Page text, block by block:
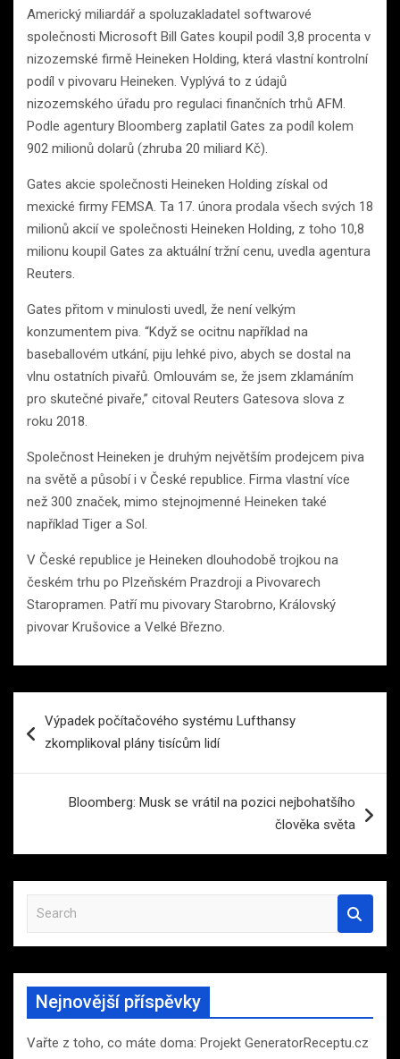
Americký miliardář a spoluzakladatel softwarové
společnosti Microsoft Bill Gates koupil podíl 3,8 procenta v
nizozemské firmě Heineken Holding, která vlastní kontrolní
podíl v pivovaru Heineken. Vyplývá to z údajů
nizozemského úřadu pro regulaci finančních trhů AFM.
Podle agentury Bloomberg zaplatil Gates za podíl kolem
902 milionů dolarů (zhruba 20 miliard Kč).
Gates akcie společnosti Heineken Holding získal od
mexické firmy FEMSA. Ta 17. února prodala všech svých 18
milionů akcií ve společnosti Heineken Holding, z toho 10,8
milionu koupil Gates za aktuální tržní cenu, uvedla agentura
Reuters.
Gates přitom v minulosti uvedl, že není velkým
konzumentem piva. “Když se ocitnu například na
baseballovém utkání, piju lehké pivo, abych se dostal na
vlnu ostatních pivařů. Omlouvám se, že jsem zklamáním
pro skutečné pivaře,” citoval Reuters Gatesova slova z
roku 2018.
Společnost Heineken je druhým největším prodejcem piva
na světě a působí i v České republice. Firma vlastní více
než 300 značek, mimo stejnojmenné Heineken také
například Tiger a Sol.
V České republice je Heineken dlouhodobě trojkou na
českém trhu po Plzeňském Prazdroji a Pivovarech
Staropramen. Patří mu pivovary Starobrno, Královský
pivovar Krušovice a Velké Březno.
proVýpadek počítačového systému Lufthansy
zkomplikoval plány tisícům lidí
Bloomberg: Musk se vrátil na pozici nejbohatšího
člověka světa
a
r
h
Nejnovější příspěvky
Vařte z toho, co máte doma: Projekt GeneratorReceptu.cz